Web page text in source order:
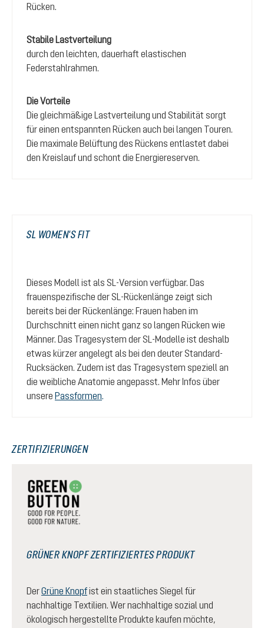
Rücken.
Stabile Lastverteilung
durch den leichten, dauerhaft elastischen
Federstahlrahmen.
Die Vorteile
Die gleichmäßige Lastverteilung und Stabilität sorgt
für einen entspannten Rücken auch bei langen Touren.
Die maximale Belüftung des Rückens entlastet dabei
den Kreislauf und schont die Energiereserven.
SL WOMEN'S FIT
Dieses Modell ist als SL-Version verfügbar. Das
frauenspezifische der SL-Rückenlänge zeigt sich
bereits bei der Rückenlänge: Frauen haben im
Durchschnitt einen nicht ganz so langen Rücken wie
Männer. Das Tragesystem der SL-Modelle ist deshalb
etwas kürzer angelegt als bei den deuter Standard-
Rucksäcken. Zudem ist das Tragesystem speziell an
die weibliche Anatomie angepasst. Mehr Infos über
unsere Passformen
ZERTIFIZIERUNGEN
GRÜNER KNOPF ZERTIFIZIERTES PRODUKT
DerGrüne Knopfist ein staatliches Siegel für
nachhaltige Textilien. Wer nachhaltige sozial und
ökologisch hergestellte Produkte kaufen möchte,